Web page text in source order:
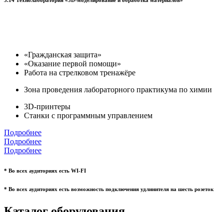
«Гражданская защита»
«Оказание первой помощи»
Работа на стрелковом тренажёре
Зона проведения лабораторного практикума по химии
3D-принтеры
Станки с программным управлением
Подробнее
Подробнее
Подробнее
* Во всех аудиториях есть WI-FI
* Во всех аудиториях есть возможность подключения удлинителя на шесть розеток